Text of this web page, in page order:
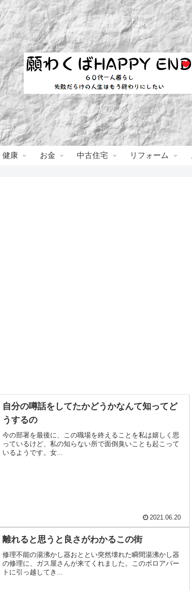
健康 お金 中古住宅 リフォーム
自分の噂話をしてたかどうかなんて知ってど
うするの
今の部署を最後に、この職場を終えることを私は嬉しく思
っているけど、私の知らない所で面倒臭いことも起こって
いるようです。女...
2021.06.20
離れると思うと良さがわかるこの街
修理不能の湯沸かし器おととい突然壊れた瞬間湯沸かし器
の修理に、ガス屋さんが来てくれました。このボロアパー
トに引っ越してき...